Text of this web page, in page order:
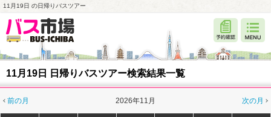
11月19日 の日帰りバスツアー
11月19日 日帰りバスツアー検索結果一覧
前の月 次の月
2026年11月